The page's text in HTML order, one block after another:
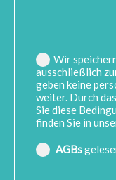
Wir
ausschließlich
geben keine
weiter. Durch
Sie diese
finden Sie in
AGBs